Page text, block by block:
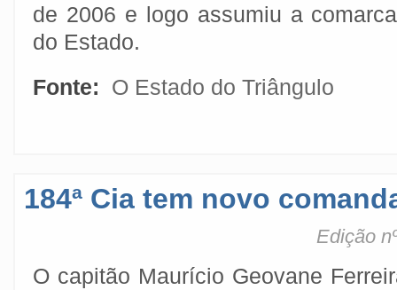
de 2006 e logo assumiu a
do Estado.
Fonte:
O Estado do Triângulo
184ª Cia tem novo
Edição
O capitão Maurício Geovane